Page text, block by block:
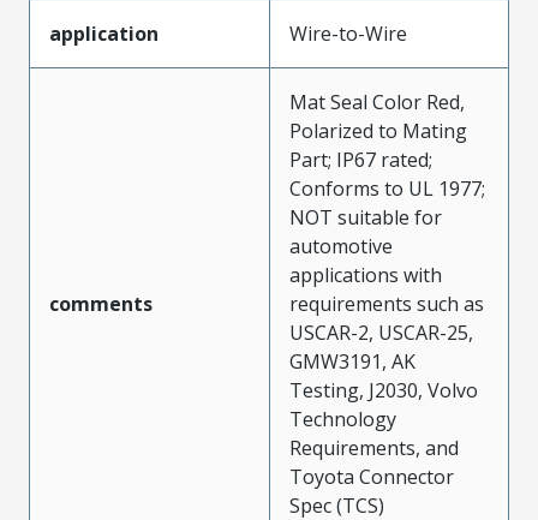
application Wire-to-Wire
comments
Mat Seal Color Red,
Polarized to Mating
Part; IP67 rated;
Conforms to UL 1977;
NOT suitable for
automotive
applications with
requirements such as
USCAR-2, USCAR-25,
GMW3191, AK
Testing, J2030, Volvo
Technology
Requirements, and
Toyota Connector
Spec (TCS)